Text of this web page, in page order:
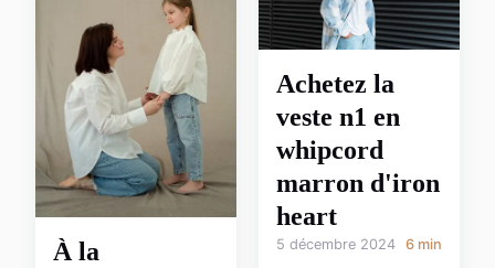
À la
Achetez la
veste n1 en
whipcord
marron d'iron
heart
5 décembre 2024 6 min